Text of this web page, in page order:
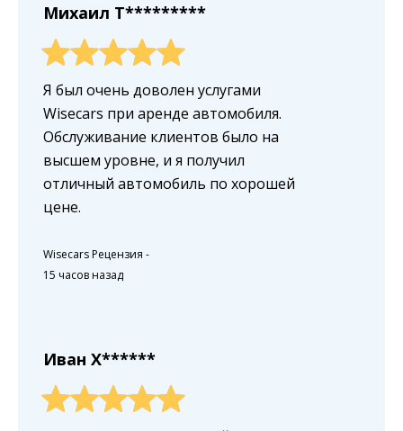
Михаил T*********
Я был очень доволен услугами
Wisecars при аренде автомобиля.
Обслуживание клиентов было на
высшем уровне, и я получил
отличный автомобиль по хорошей
цене.
Wisecars Рецензия -
15 часов назад
Иван X******